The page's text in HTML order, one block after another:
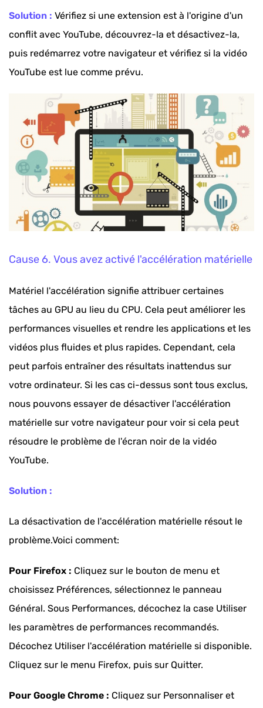
Solution : Vérifiez si une extension est à l'origine d'un
conflit avec YouTube, découvrez-la et désactivez-la,
puis redémarrez votre navigateur et vérifiez si la vidéo
YouTube est lue comme prévu.
Cause 6. Vous avez activé l'accélération matérielle
Matériel l'accélération signifie attribuer certaines
tâches au GPU au lieu du CPU. Cela peut améliorer les
performances visuelles et rendre les applications et les
vidéos plus fluides et plus rapides. Cependant, cela
peut parfois entraîner des résultats inattendus sur
votre ordinateur. Si les cas ci-dessus sont tous exclus,
nous pouvons essayer de désactiver l'accélération
matérielle sur votre navigateur pour voir si cela peut
résoudre le problème de l'écran noir de la vidéo
YouTube.
Solution :
La désactivation de l'accélération matérielle résout le
problème.Voici comment:
Pour Firefox : Cliquez sur le bouton de menu et
choisissez Préférences, sélectionnez le panneau
Général. Sous Performances, décochez la case Utiliser
les paramètres de performances recommandés.
Décochez Utiliser l'accélération matérielle si disponible.
Cliquez sur le menu Firefox, puis sur Quitter.
Pour Google Chrome : Cliquez sur Personnaliser et